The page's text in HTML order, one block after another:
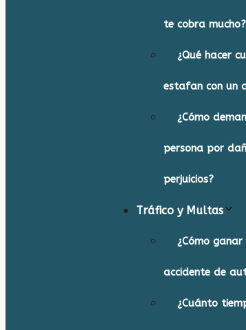
te cobra mucho?
¿Qué hacer
estafan con un
¿Cómo
persona por
perjuicios?
Tráfico y Multas
¿Cómo
accidente de
¿Cuánto